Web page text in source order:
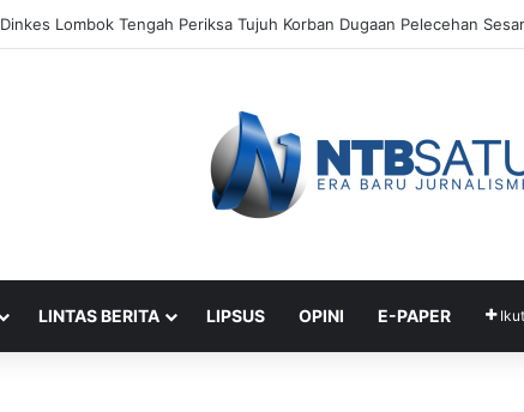
Dinkes Lombok Tengah Periksa Tujuh Korban Dugaan Pelecehan
LINTAS BERITA LIPSUS OPINI E-PAPER